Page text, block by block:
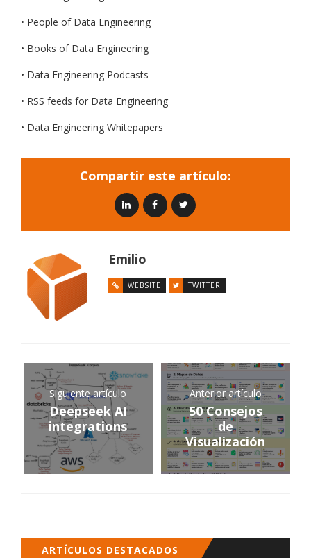
• People of Data Engineering
• Books of Data Engineering
• Data Engineering Podcasts
• RSS feeds for Data Engineering
• Data Engineering Whitepapers
Compartir este artículo:
Emilio
WEBSITE TWITTER
Siguiente artículo
Deepseek AI
integrations
Anterior artículo
50 Consejos
de
Visualización
ARTÍCULOS DESTACADOS